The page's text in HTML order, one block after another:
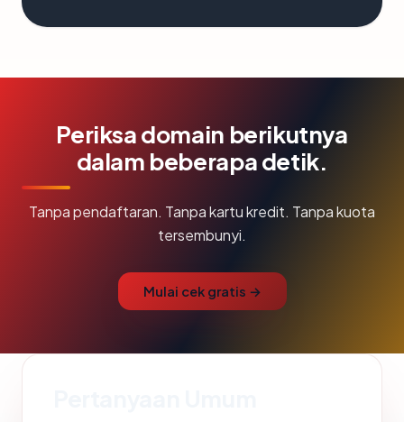
Periksa domain berikutnya
dalam beberapa detik.
Tanpa pendaftaran. Tanpa kartu kredit. Tanpa kuota
tersembunyi.
Mulai cek gratis →